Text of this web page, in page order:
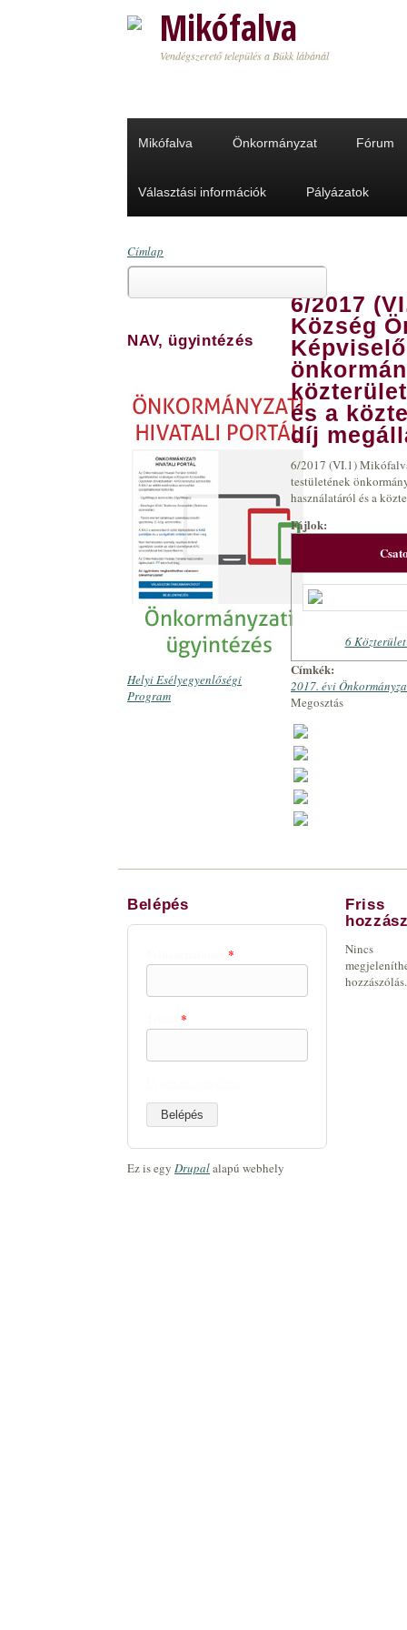
Mikófalva
Vendégszerető település a Bükk lábánál
Mikófalva Önkormányzat Fórum
Választási információk Pályázatok
Címlap
Keresés
NAV, ügyintézés
Helyi Esélyegyenlőségi
Program
6/2017
Község
és a
díj
6/2017 (VI.1)
testületének
használatáról és a
Fájlok:
6
Címkék:
2017. évi
Megosztás
Belépés
*
*
Friss
Nincs
hozzászólás.
Ez is egy Drupalalapú webhely